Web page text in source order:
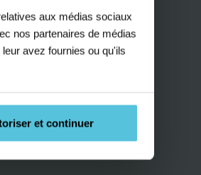
aux médias sociaux
nos partenaires de médias
avez fournies ou qu'ils
et continuer